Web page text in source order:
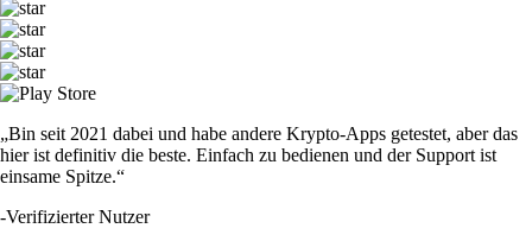
„Bin seit 2021 dabei und habe andere Krypto-Apps getestet, aber das
hier ist definitiv die beste. Einfach zu bedienen und der Support ist
einsame Spitze.“
-Verifizierter Nutzer